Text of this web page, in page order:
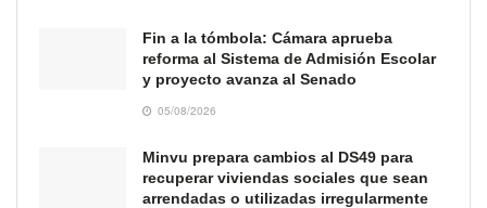
Fin a la tómbola: Cámara aprueba
reforma al Sistema de Admisión Escolar
y proyecto avanza al Senado
05/08/2026
Minvu prepara cambios al DS49 para
recuperar viviendas sociales que sean
arrendadas o utilizadas irregularmente